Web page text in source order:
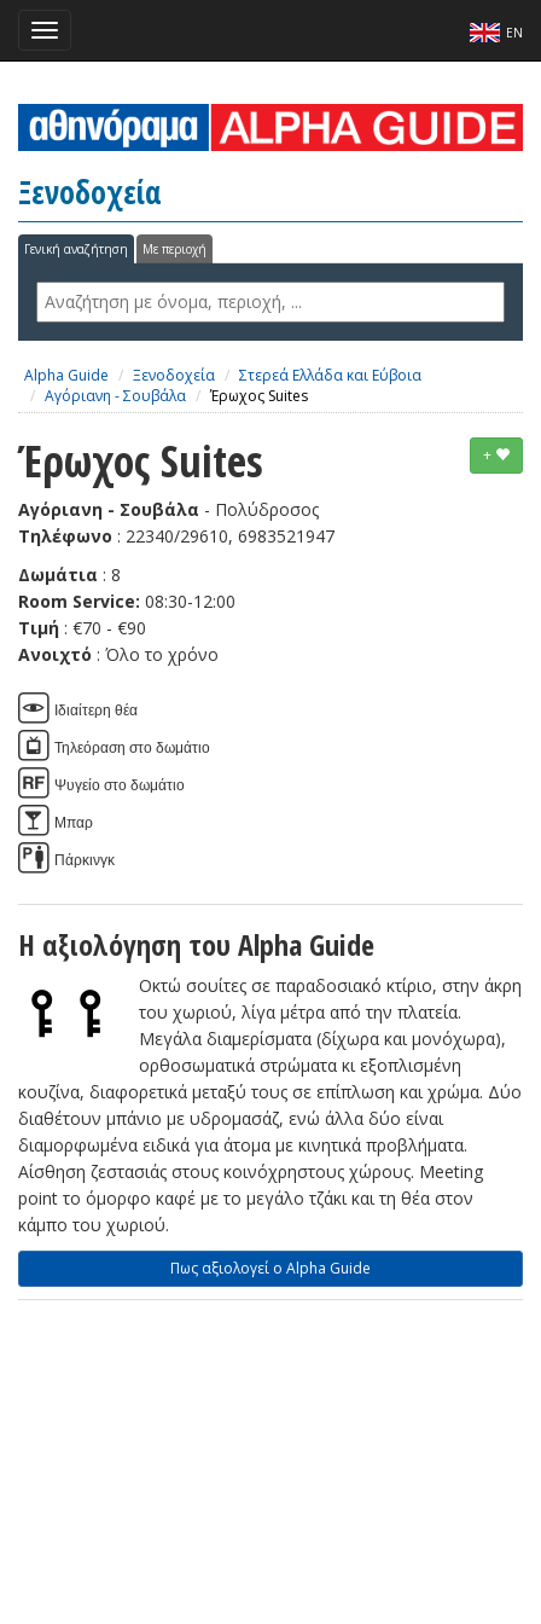
Toggle
navigation
EN
Ξενοδοχεία
Γενική αναζήτηση Με περιοχή
Alpha Guide Ξενοδοχεία
Στερεά Ελλάδα και Εύβοια
Αγόριανη - Σουβάλα
Έρωχος Suites
Έρωχος Suites +
Αγόριανη - Σουβάλα - Πολύδροσος
Τηλέφωνο : 22340/29610, 6983521947
Δωμάτια : 8
Room Service: 08:30-12:00
Τιμή : €70 - €90
Ανοιχτό : Όλο το χρόνο
Ιδιαίτερη θέα
Τηλεόραση στο δωμάτιο
Ψυγείο στο δωμάτιο
Μπαρ
Πάρκινγκ
Η αξιολόγηση του Alpha Guide
Οκτώ σουίτες σε παραδοσιακό κτίριο, στην άκρη
του χωριού, λίγα μέτρα από την πλατεία.
Μεγάλα διαμερίσματα (δίχωρα και μονόχωρα),
ορθοσωματικά στρώματα κι εξοπλισμένη
κουζίνα, διαφορετικά μεταξύ τους σε επίπλωση και χρώμα. Δύο
διαθέτουν μπάνιο με υδρομασάζ, ενώ άλλα δύο είναι
διαμορφωμένα ειδικά για άτομα με κινητικά προβλήματα.
Αίσθηση ζεστασιάς στους κοινόχρηστους χώρους. Meeting
point το όμορφο καφέ με το μεγάλο τζάκι και τη θέα στον
κάμπο του χωριού.
Πως αξιολογεί ο Alpha Guide